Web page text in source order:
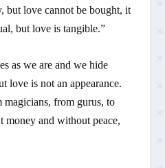
but love cannot be bought, it
but love is tangible.”
as we are and we hide
love is not an appearance.
from gurus, to
money and without peace,